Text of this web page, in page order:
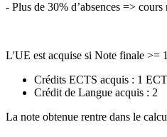
- Plus de 30% d’absences =>
L'UE est acquise si Note finale >=
Crédits ECTS acquis : 1
Crédit de Langue acquis : 2
La note obtenue rentre dans le